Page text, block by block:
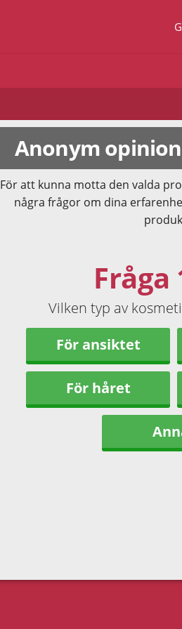
Anonym
För att kunna motta den valda
några frågor om dina
Fråga
Vilken typ av
För ansiktet
För håret